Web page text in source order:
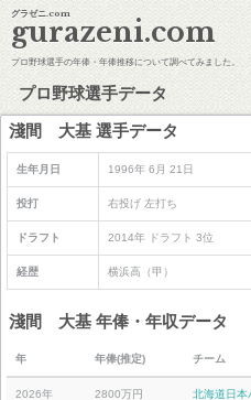
グラゼニ.com
gurazeni.com
プロ野球選手の年俸・年俸推移について調べてみました。
プロ野球選手データ
淺間 大基 選手データ
生年月日 1996年 6月 21日
投打 右投げ 左打ち
ドラフト 2014年 ドラフト 3位
経歴 横浜高（甲）
淺間 大基 年俸・年収データ
年 年俸(推定) チーム
2026年 2800万円 北海道日本